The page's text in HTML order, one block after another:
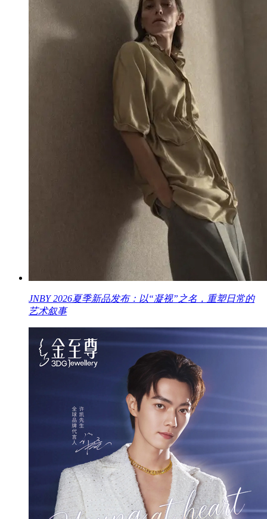
JNBY 2026夏季新品发布：以“凝视”之名，重塑日常的
艺术叙事